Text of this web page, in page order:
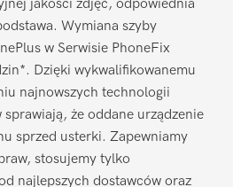
jakości zdjęć, odpowiednia
Wymiana szyby
w Serwisie PhoneFix
Dzięki wykwalifikowanemu
najnowszych technologii
że oddane urządzenie
sprzed usterki. Zapewniamy
stosujemy tylko
najlepszych dostawców oraz